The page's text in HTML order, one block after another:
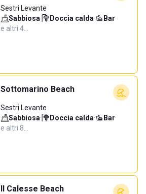
Sestri Levante
Sabbiosa· Doccia calda· Bar·
e altri 4…
Sottomarino Beach
Sestri Levante
Sabbiosa· Doccia calda· Bar·
e altri 8…
Il Calesse Beach